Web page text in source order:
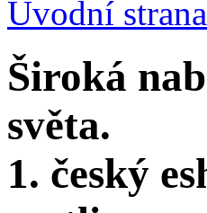
Úvodní
Široká
světa.
1. český